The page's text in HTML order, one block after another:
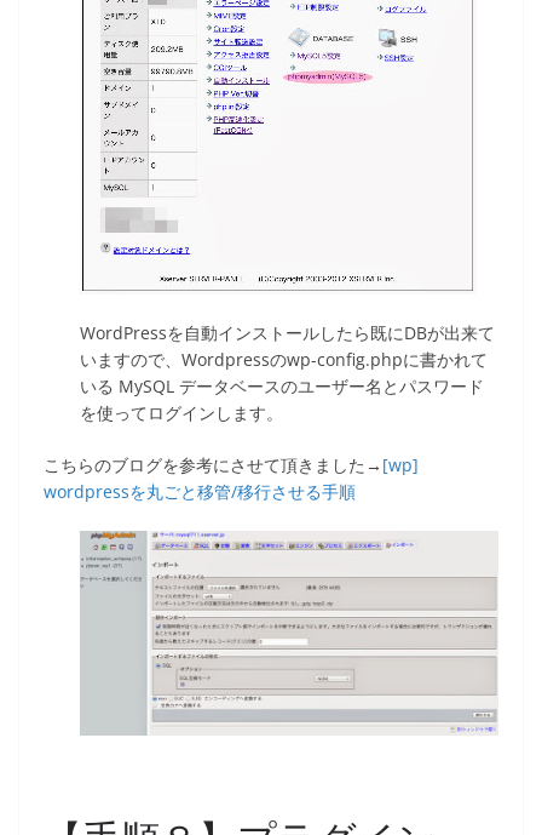
WordPressを自動インストールしたら既にDBが出来て
いますので、Wordpressのwp-config.phpに書かれて
いる MySQL データベースのユーザー名とパスワード
を使ってログインします。
こちらのブログを参考にさせて頂きました→ [wp]
wordpressを丸ごと移管/移行させる手順